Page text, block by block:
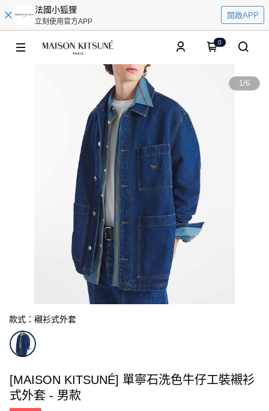
法國小狐狸
立刻使用官方APP
開啟APP
0
1/6
款式：襯衫式外套
[MAISON KITSUNÉ] 單寧石洗色牛仔工裝襯衫
式外套 - 男款